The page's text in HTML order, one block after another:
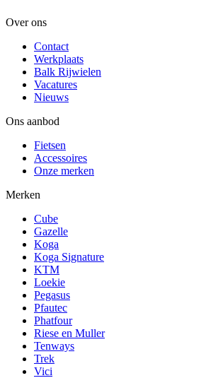
Over ons
Contact
Werkplaats
Balk Rijwielen
Vacatures
Nieuws
Ons aanbod
Fietsen
Accessoires
Onze merken
Merken
Cube
Gazelle
Koga
Koga Signature
KTM
Loekie
Pegasus
Pfautec
Phatfour
Riese en Muller
Tenways
Trek
Vici